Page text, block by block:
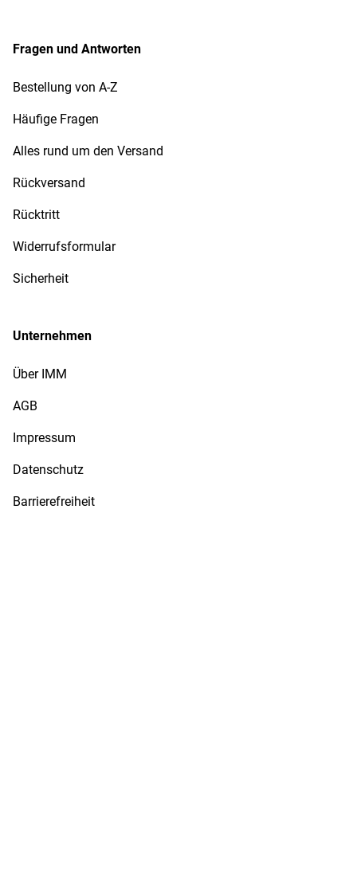
Fragen und Antworten
Bestellung von A-Z
Häufige Fragen
Alles rund um den Versand
Rückversand
Rücktritt
Widerrufsformular
Sicherheit
Unternehmen
Über IMM
AGB
Impressum
Datenschutz
Barrierefreiheit